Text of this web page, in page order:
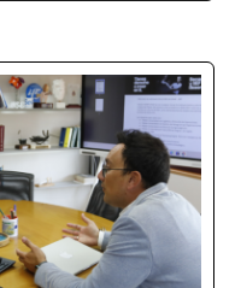
ENAE Business
de las más
de la escuela
en Murcia
asistentes.
senior de
Estados Unidos